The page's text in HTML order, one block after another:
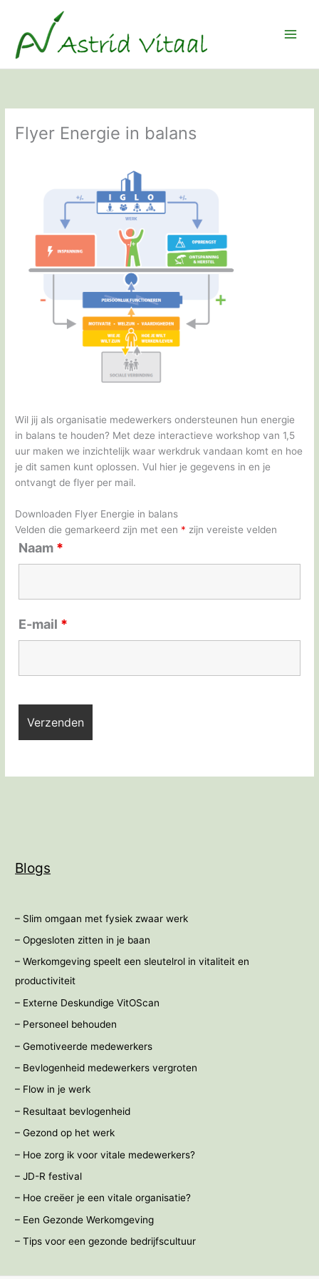
inhoud
Flyer Energie in balans
Wil jij als organisatie medewerkers ondersteunen hun energie
in balans te houden? Met deze interactieve workshop van 1,5
uur maken we inzichtelijk waar werkdruk vandaan komt en hoe
je dit samen kunt oplossen. Vul hier je gegevens in en je
ontvangt de flyer per mail.
Downloaden Flyer Energie in balans
Velden die gemarkeerd zijn met een * zijn vereiste velden
Naam *
E-mail *
Blogs
– Slim omgaan met fysiek zwaar werk
– Opgesloten zitten in je baan
– Werkomgeving speelt een sleutelrol in vitaliteit en
productiviteit
– Externe Deskundige VitOScan
– Personeel behouden
– Gemotiveerde medewerkers
– Bevlogenheid medewerkers vergroten
– Flow in je werk
– Resultaat bevlogenheid
– Gezond op het werk
– Hoe zorg ik voor vitale medewerkers?
– JD-R festival
– Hoe creëer je een vitale organisatie?
– Een Gezonde Werkomgeving
– Tips voor een gezonde bedrijfscultuur